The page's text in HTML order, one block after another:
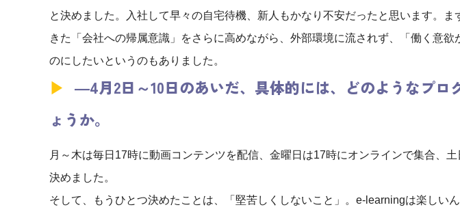
と決めました。入社して早々の自宅待機、新人もかなり不安だったと思います。ま
きた「会社への帰属意識」をさらに高めながら、外部環境に流されず、「働く意欲
のにしたいというのもありました。
―4月2日～10日のあいだ、具体的には、どのようなプロ
ょうか。
月～木は毎日17時に動画コンテンツを配信、金曜日は17時にオンラインで集合、
決めました。
そして、もうひとつ決めたことは、「堅苦しくしないこと」。e-learningは楽しい